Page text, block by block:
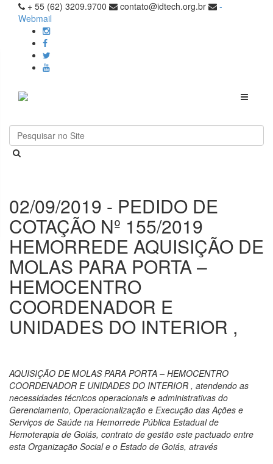
+ 55 (62) 3209.9700 contato@idtech.org.br
-
Webmail
Toggle
02/09/2019 - PEDIDO DE
COTAÇÃO Nº 155/2019
HEMORREDE AQUISIÇÃO DE
MOLAS PARA PORTA –
HEMOCENTRO
COORDENADOR E
UNIDADES DO INTERIOR ,
AQUISIÇÃO DE MOLAS PARA PORTA – HEMOCENTRO
COORDENADOR E UNIDADES DO INTERIOR , atendendo as
necessidades técnicos operacionais e administrativas do
Gerenciamento, Operacionalização e Execução das Ações e
Serviços de Saúde na Hemorrede Pública Estadual de
Hemoterapia de Goiás, contrato de gestão este pactuado entre
esta Organização Social e o Estado de Goiás, através